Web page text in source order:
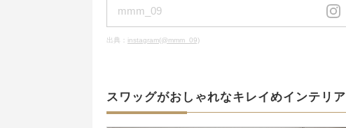
mmm_09
出典： instagram(@mmm_09)
スワッグがおしゃれなキレイめインテリア